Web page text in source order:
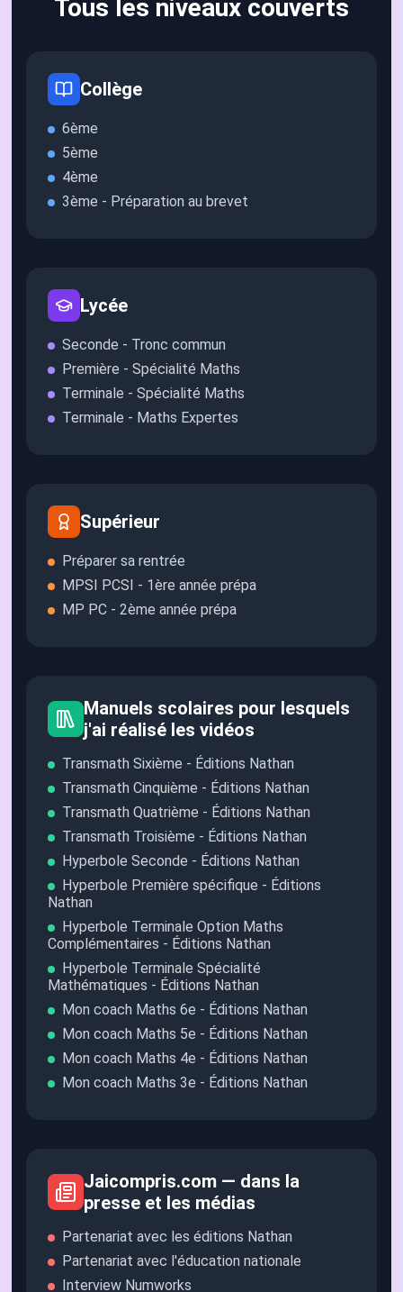
Tous les niveaux couverts
Collège
6ème
5ème
4ème
3ème - Préparation au brevet
Lycée
Seconde - Tronc commun
Première - Spécialité Maths
Terminale - Spécialité Maths
Terminale - Maths Expertes
Supérieur
Préparer sa rentrée
MPSI PCSI - 1ère année prépa
MP PC - 2ème année prépa
Manuels scolaires pour lesquels
j'ai réalisé les vidéos
Transmath Sixième - Éditions Nathan
Transmath Cinquième - Éditions Nathan
Transmath Quatrième - Éditions Nathan
Transmath Troisième - Éditions Nathan
Hyperbole Seconde - Éditions Nathan
Hyperbole Première spécifique - Éditions
Nathan
Hyperbole Terminale Option Maths
Complémentaires - Éditions Nathan
Hyperbole Terminale Spécialité
Mathématiques - Éditions Nathan
Mon coach Maths 6e - Éditions Nathan
Mon coach Maths 5e - Éditions Nathan
Mon coach Maths 4e - Éditions Nathan
Mon coach Maths 3e - Éditions Nathan
Jaicompris.com — dans la
presse et les médias
Partenariat avec les éditions Nathan
Partenariat avec l'éducation nationale
Interview Numworks